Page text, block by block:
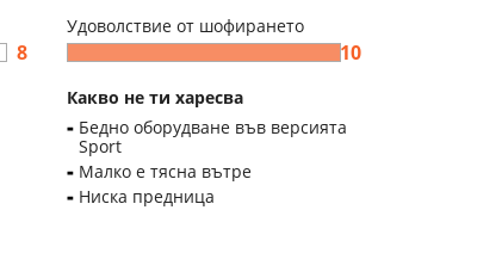
8
Удоволствие от шофирането
10
Какво не ти харесва
Бедно оборудване във версията
Sport
Малко е тясна вътре
Ниска предница